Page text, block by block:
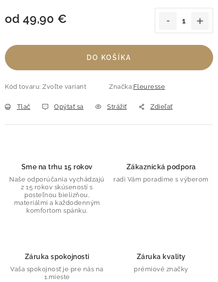
od 49,90 €
DO KOŠÍKA
Kód tovaru: Zvoľte variant Značka:Fleuresse
Tlač Opýtať sa Strážiť Zdieľať
Sme na trhu 15 rokov
Naše odporúčania vychádzajú
z 15 rokov skúseností s
posteľnou bielizňou,
materiálmi a každodenným
komfortom spánku.
Zákaznícká podpora
radi Vám poradíme s výberom
Záruka spokojnosti
Vaša spokojnosť je pre nás na
1.mieste
Záruka kvality
prémiové značky